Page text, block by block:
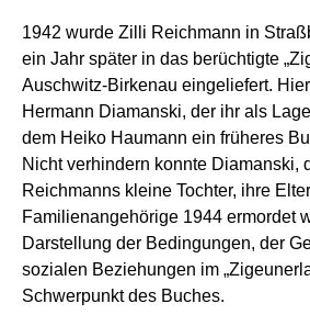
1942 wurde Zilli Reichmann in
ein Jahr später in das berüchtigte
Auschwitz-Birkenau eingeliefert.
Hermann Diamanski, der ihr als
dem Heiko Haumann ein früheres
Nicht verhindern konnte Diamanski,
Reichmanns kleine Tochter, ihre
Familienangehörige 1944 ermordet
Darstellung der Bedingungen, der
sozialen Beziehungen im
Schwerpunkt des Buches.